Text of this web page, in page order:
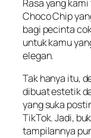
Rasa yang kami
Choco Chip
bagi pecinta
untukkamu
elegan.
Takhanya itu,
dibuatestetik
yangsuka
TikTok. Jadi,
tampilannya